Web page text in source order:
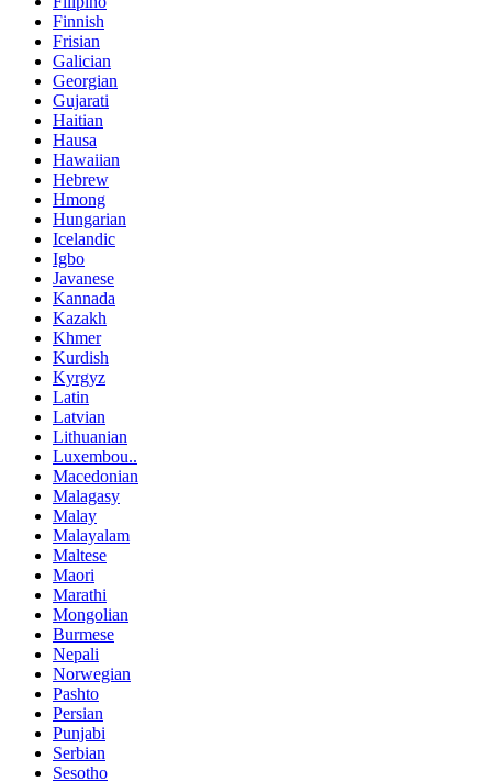
Finnish
Frisian
Galician
Georgian
Gujarati
Haitian
Hausa
Hawaiian
Hebrew
Hmong
Hungarian
Icelandic
Igbo
Javanese
Kannada
Kazakh
Khmer
Kurdish
Kyrgyz
Latin
Latvian
Lithuanian
Luxembou..
Macedonian
Malagasy
Malay
Malayalam
Maltese
Maori
Marathi
Mongolian
Burmese
Nepali
Norwegian
Pashto
Persian
Punjabi
Serbian
Sesotho